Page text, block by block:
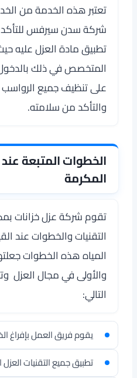
تعتبر هذه الخدمة من
شركة سدن سيرفس
تطبيق مادة العزل عليه
المتخصص في ذلك
على تنظيف جميع الرواسب
والتأكد من سلامته.
الخطوات المتبعة
المكرمة
تقومشركة عزل خزانات
التقنيات والخطوات عند
المياه هذه الخطوات
والأولى في مجال العزل
التالي:
يقوم فريق العمل بإفراغ
تطبيق جميع التقنيات